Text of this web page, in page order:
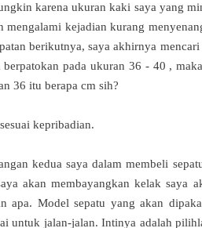
karena ukuran kaki saya yang
mengalami kejadian kurang
berikutnya, saya akhirnya
berpatokan pada ukuran 36 - 40 ,
36 itu berapa cm sih?
kepribadian.
kedua saya dalam membeli
akan membayangkan kelak saya
apa. Model sepatu yang akan
untuk jalan-jalan. Intinya adalah